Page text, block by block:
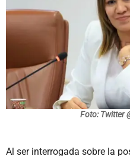
Foto: Twitter
Al ser interrogada sobre la